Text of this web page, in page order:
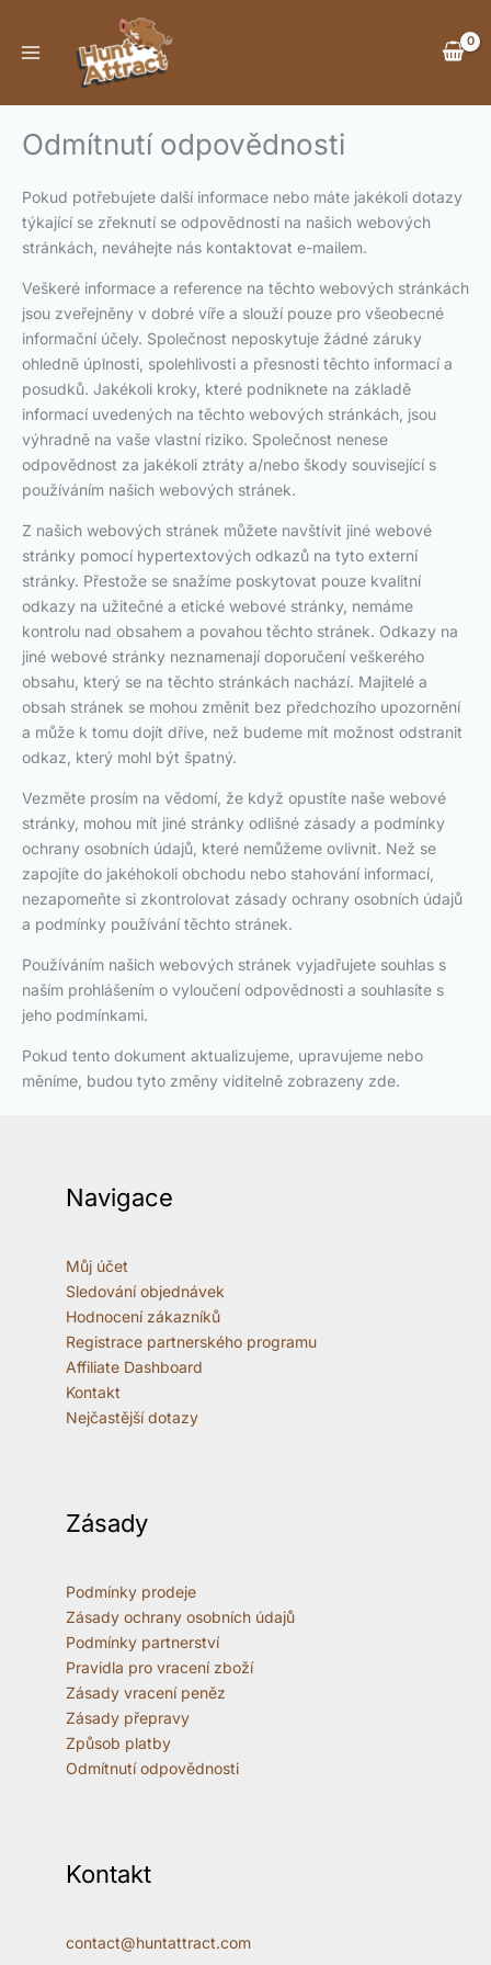
obsah
Odmítnutí odpovědnosti
Pokud potřebujete další informace nebo máte jakékoli dotazy
týkající se zřeknutí se odpovědnosti na našich webových
stránkách, neváhejte nás kontaktovat e-mailem.
Veškeré informace a reference na těchto webových stránkách
jsou zveřejněny v dobré víře a slouží pouze pro všeobecné
informační účely. Společnost neposkytuje žádné záruky
ohledně úplnosti, spolehlivosti a přesnosti těchto informací a
posudků. Jakékoli kroky, které podniknete na základě
informací uvedených na těchto webových stránkách, jsou
výhradně na vaše vlastní riziko. Společnost nenese
odpovědnost za jakékoli ztráty a/nebo škody související s
používáním našich webových stránek.
Z našich webových stránek můžete navštívit jiné webové
stránky pomocí hypertextových odkazů na tyto externí
stránky. Přestože se snažíme poskytovat pouze kvalitní
odkazy na užitečné a etické webové stránky, nemáme
kontrolu nad obsahem a povahou těchto stránek. Odkazy na
jiné webové stránky neznamenají doporučení veškerého
obsahu, který se na těchto stránkách nachází. Majitelé a
obsah stránek se mohou změnit bez předchozího upozornění
a může k tomu dojít dříve, než budeme mít možnost odstranit
odkaz, který mohl být špatný.
Vezměte prosím na vědomí, že když opustíte naše webové
stránky, mohou mít jiné stránky odlišné zásady a podmínky
ochrany osobních údajů, které nemůžeme ovlivnit. Než se
zapojíte do jakéhokoli obchodu nebo stahování informací,
nezapomeňte si zkontrolovat zásady ochrany osobních údajů
a podmínky používání těchto stránek.
Používáním našich webových stránek vyjadřujete souhlas s
naším prohlášením o vyloučení odpovědnosti a souhlasíte s
jeho podmínkami.
Pokud tento dokument aktualizujeme, upravujeme nebo
měníme, budou tyto změny viditelně zobrazeny zde.
Navigace
Můj účet
Sledování objednávek
Hodnocení zákazníků
Registrace partnerského programu
Affiliate Dashboard
Kontakt
Nejčastější dotazy
Zásady
Podmínky prodeje
Zásady ochrany osobních údajů
Podmínky partnerství
Pravidla pro vracení zboží
Zásady vracení peněz
Zásady přepravy
Způsob platby
Odmítnutí odpovědnosti
Kontakt
contact@huntattract.com